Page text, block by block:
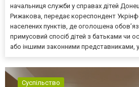
начальниця служби у справах дітей
Рижакова, передає кореспондент
населених пунктів, де оголошена
примусовий спосіб дітей з батьками чи
або іншими законними представниками,
Суспільство